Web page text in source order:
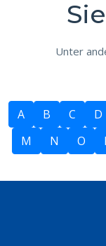
Unter
A B C D
M
N O